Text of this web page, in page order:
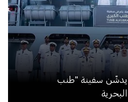
يدشّن سفينة "طنب